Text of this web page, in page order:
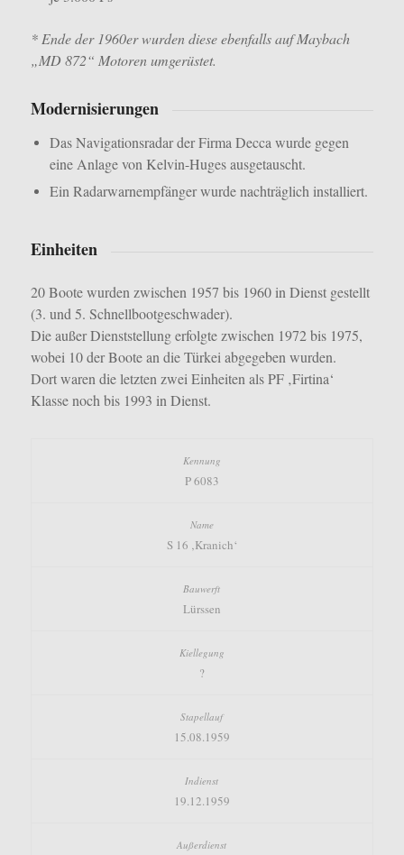
* Ende der 1960er wurden diese ebenfalls auf Maybach
„MD 872“ Motoren umgerüstet.
Modernisierungen
Das Navigationsradar der Firma Decca wurde gegen
eine Anlage von Kelvin-Huges ausgetauscht.
Ein Radarwarnempfänger wurde nachträglich installiert.
Einheiten
20 Boote wurden zwischen 1957 bis 1960 in Dienst gestellt
(3. und 5. Schnellbootgeschwader).
Die außer Dienststellung erfolgte zwischen 1972 bis 1975,
wobei 10 der Boote an die Türkei abgegeben wurden.
Dort waren die letzten zwei Einheiten als PF ‚Firtina‘
Klasse noch bis 1993 in Dienst.
P 6083
S 16 ‚Kranich‘
Lürssen
?
15.08.1959
19.12.1959